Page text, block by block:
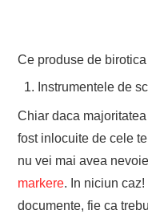
Ce produse de
Instrumentele de
Chiar daca
fost inlocuite de cele
nu vei mai avea
markere. In niciun
documente, fie ca